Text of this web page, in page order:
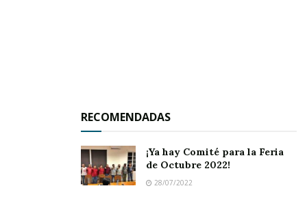
profesora María de Lourdes Leal Macías, como
directores del Coplademún y del DIF municipal,
respectivamente.
Las abdicaciones de estos tres funcionarios
RECOMENDADAS
¡Ya hay Comité para la Feria
de Octubre 2022!
28/07/2022